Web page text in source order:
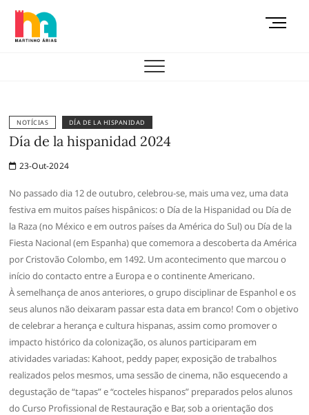
Skip
content
M
NOTÍCIAS DÍA DE LA HISPANIDAD
Día de la hispanidad 2024
23-Out-2024
No passado dia 12 de outubro, celebrou-se, mais uma vez, uma data
festiva em muitos países hispânicos: o Día de la Hispanidad ou Día de
la Raza (no México e em outros países da América do Sul) ou Día de la
Fiesta Nacional (em Espanha) que comemora a descoberta da América
por Cristovão Colombo, em 1492. Um acontecimento que marcou o
início do contacto entre a Europa e o continente Americano.
À semelhança de anos anteriores, o grupo disciplinar de Espanhol e os
seus alunos não deixaram passar esta data em branco! Com o objetivo
de celebrar a herança e cultura hispanas, assim como promover o
impacto histórico da colonização, os alunos participaram em
atividades variadas: Kahoot, peddy paper, exposição de trabalhos
realizados pelos mesmos, uma sessão de cinema, não esquecendo a
degustação de “tapas” e “cocteles hispanos” preparados pelos alunos
do Curso Profissional de Restauração e Bar, sob a orientação dos